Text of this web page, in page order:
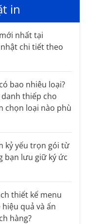
in
nhất tại
nhật chi tiết theo
bao nhiêu loại?
thiếp cho
chọn loại nào phù
kỷ yếu trọn gói từ
bạn lưu giữ ký ức
thiết kế menu
quả và ấn
hàng?